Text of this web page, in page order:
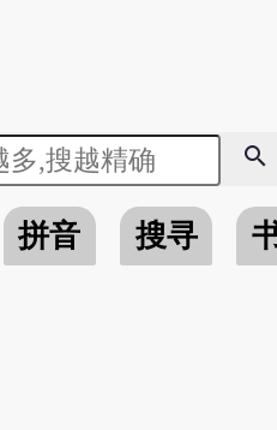
search
拼音 搜寻